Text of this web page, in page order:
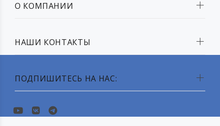
ПОДПИШИТЕСЬ НА НАС:
О КОМПАНИИ
НАШИ КОНТАКТЫ